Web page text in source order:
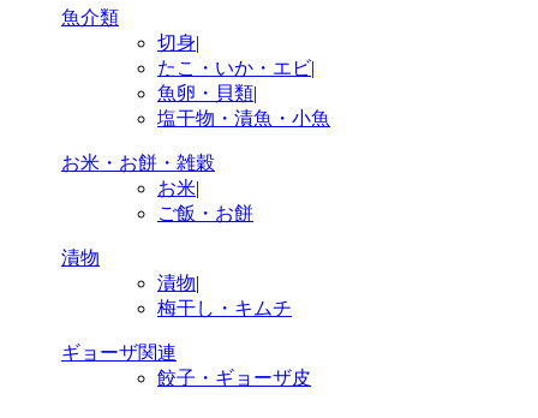
魚介類
切身|
たこ・いか・エビ|
魚卵・貝類|
塩干物・漬魚・小魚
お米・お餅・雑穀
お米|
ご飯・お餅
漬物
漬物|
梅干し・キムチ
ギョーザ関連
餃子・ギョーザ皮